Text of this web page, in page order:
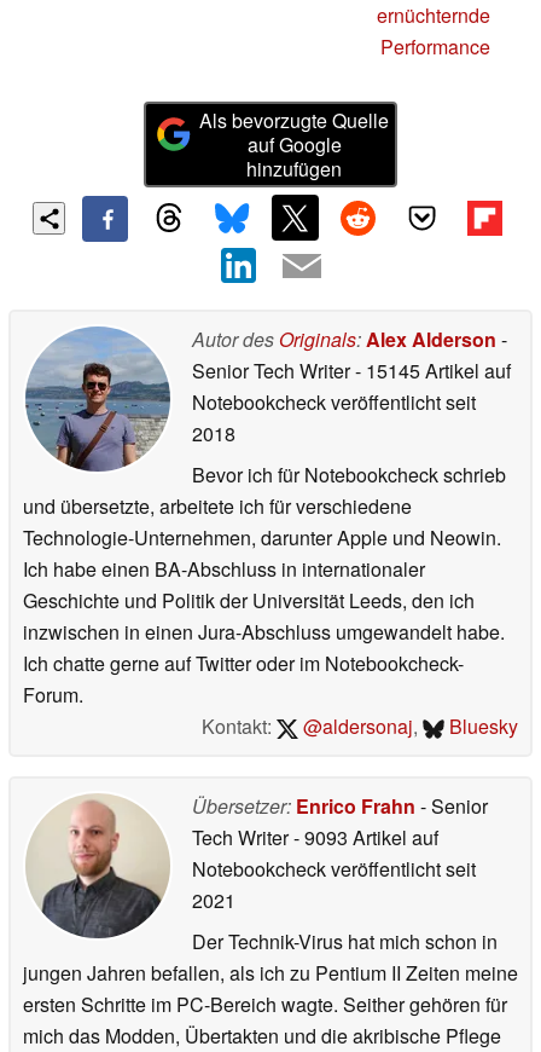
ernüchternde
Performance
Als bevorzugte Quelle
auf Google
hinzufügen
Autor des Originals:Alex Alderson -
Senior Tech Writer- 15145 Artikel auf
Notebookcheck veröffentlichtseit
2018
Bevor ich für Notebookcheck schrieb
und übersetzte, arbeitete ich für verschiedene
Technologie-Unternehmen, darunter Apple und Neowin.
Ich habe einen BA-Abschluss in internationaler
Geschichte und Politik der Universität Leeds, den ich
inzwischen in einen Jura-Abschluss umgewandelt habe.
Ich chatte gerne auf Twitter oder im Notebookcheck-
Forum.
Kontakt:
@aldersonaj, Bluesky
Übersetzer: Enrico Frahn - Senior
Tech Writer- 9093 Artikel auf
Notebookcheck veröffentlichtseit
2021
Der Technik-Virus hat mich schon in
jungen Jahren befallen, als ich zu Pentium II Zeiten meine
ersten Schritte im PC-Bereich wagte. Seither gehören für
mich das Modden, Übertakten und die akribische Pflege